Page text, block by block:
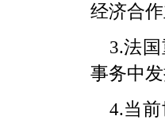
经济合作
3.法
事务中
4.当